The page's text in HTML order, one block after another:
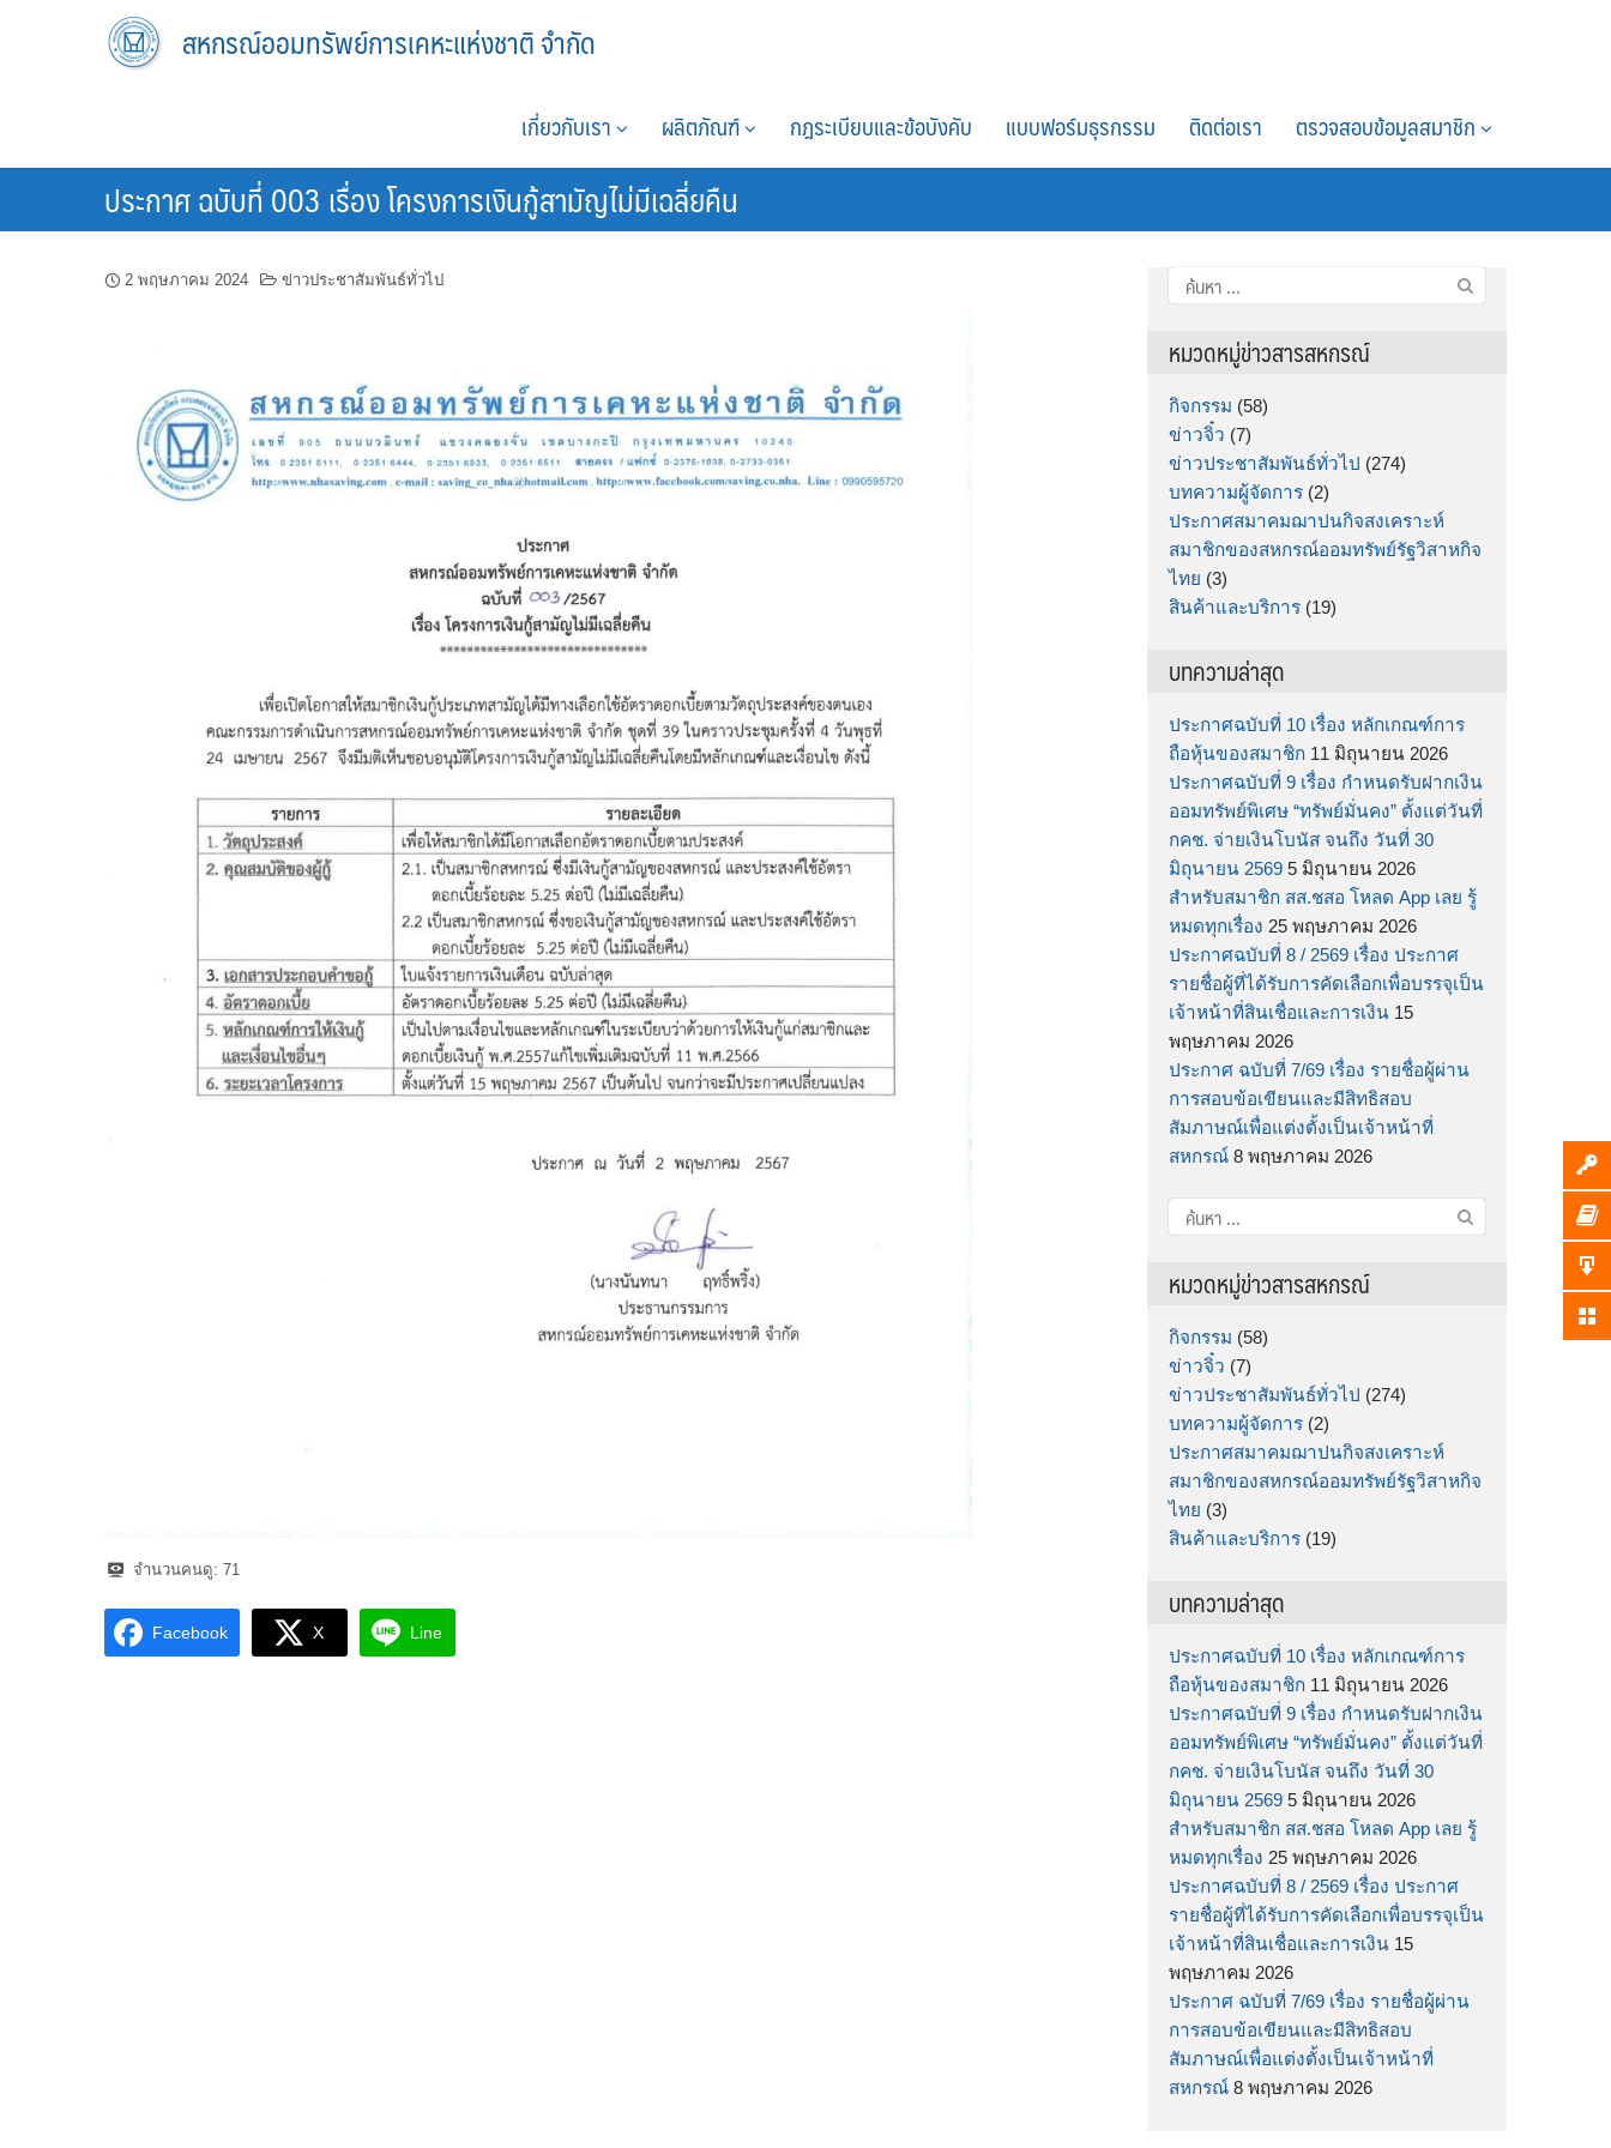
สหกรณ์ออมทรัพย์การเคหะแห่งชาติ จำกัด
เกี่ยวกับเรา ผลิตภัณฑ์ กฎระเบียบและข้อบังคับ แบบฟอร์มธุรกรรม ติดต่อเรา ตรวจสอบข้อมูลสมาชิก
ประกาศ ฉบับที่ 003 เรื่อง โครงการเงินกู้สามัญไม่มีเฉลี่ยคืน
2 พฤษภาคม 2024 ข่าวประชาสัมพันธ์ทั่วไป
จำนวนคนดู: 71
Facebook X Line
ค้นหา
สำหรับ:
หมวดหมู่ข่าวสารสหกรณ์
กิจกรรม (58)
ข่าวจิ๋ว (7)
ข่าวประชาสัมพันธ์ทั่วไป (274)
บทความผู้จัดการ (2)
ประกาศสมาคมฌาปนกิจสงเคราะห์
สมาชิกของสหกรณ์ออมทรัพย์รัฐวิสาหกิจ
ไทย (3)
สินค้าและบริการ (19)
บทความล่าสุด
ประกาศฉบับที่ 10 เรื่อง หลักเกณฑ์การ
ถือหุ้นของสมาชิก 11 มิถุนายน 2026
ประกาศฉบับที่ 9 เรื่อง กำหนดรับฝากเงิน
ออมทรัพย์พิเศษ “ทรัพย์มั่นคง” ตั้งแต่วันที่
กคช. จ่ายเงินโบนัส จนถึง วันที่ 30
มิถุนายน 2569 5 มิถุนายน 2026
สำหรับสมาชิก สส.ชสอ โหลด App เลย รู้
หมดทุกเรื่อง 25 พฤษภาคม 2026
ประกาศฉบับที่ 8 / 2569 เรื่อง ประกาศ
รายชื่อผู้ที่ได้รับการคัดเลือกเพื่อบรรจุเป็น
เจ้าหน้าที่สินเชื่อและการเงิน 15
พฤษภาคม 2026
ประกาศ ฉบับที่ 7/69 เรื่อง รายชื่อผู้ผ่าน
การสอบข้อเขียนและมีสิทธิสอบ
สัมภาษณ์เพื่อแต่งตั้งเป็นเจ้าหน้าที่
สหกรณ์ 8 พฤษภาคม 2026
ค้นหา
สำหรับ:
หมวดหมู่ข่าวสารสหกรณ์
กิจกรรม (58)
ข่าวจิ๋ว (7)
ข่าวประชาสัมพันธ์ทั่วไป (274)
บทความผู้จัดการ (2)
ประกาศสมาคมฌาปนกิจสงเคราะห์
สมาชิกของสหกรณ์ออมทรัพย์รัฐวิสาหกิจ
ไทย (3)
สินค้าและบริการ (19)
บทความล่าสุด
ประกาศฉบับที่ 10 เรื่อง หลักเกณฑ์การ
ถือหุ้นของสมาชิก 11 มิถุนายน 2026
ประกาศฉบับที่ 9 เรื่อง กำหนดรับฝากเงิน
ออมทรัพย์พิเศษ “ทรัพย์มั่นคง” ตั้งแต่วันที่
กคช. จ่ายเงินโบนัส จนถึง วันที่ 30
มิถุนายน 2569 5 มิถุนายน 2026
สำหรับสมาชิก สส.ชสอ โหลด App เลย รู้
หมดทุกเรื่อง 25 พฤษภาคม 2026
ประกาศฉบับที่ 8 / 2569 เรื่อง ประกาศ
รายชื่อผู้ที่ได้รับการคัดเลือกเพื่อบรรจุเป็น
เจ้าหน้าที่สินเชื่อและการเงิน 15
พฤษภาคม 2026
ประกาศ ฉบับที่ 7/69 เรื่อง รายชื่อผู้ผ่าน
การสอบข้อเขียนและมีสิทธิสอบ
สัมภาษณ์เพื่อแต่งตั้งเป็นเจ้าหน้าที่
สหกรณ์ 8 พฤษภาคม 2026